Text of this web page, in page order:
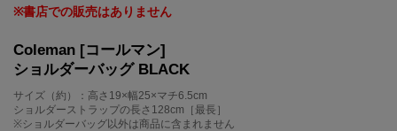
※書店での販売はありません
Coleman [コールマン]
ショルダーバッグ BLACK
サイズ（約）：高さ19×幅25×マチ6.5cm
ショルダーストラップの長さ128cm［最長］
※ショルダーバッグ以外は商品に含まれません